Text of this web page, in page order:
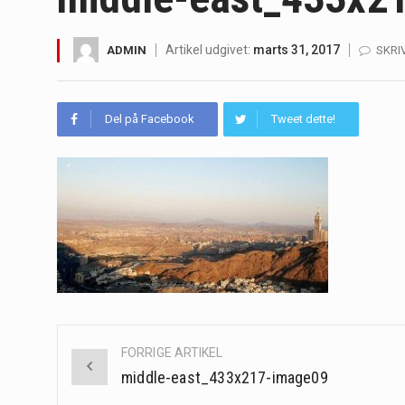
Irritabel tyktarm (Irritable Bowel
Padel er en sport, der er blevet
Massagestole er ikke længere
Når det kommer til sundhed og
Sunde måltidskasser er en
ADMIN Artikel udgivet: marts 31, 2017
Del på Facebook Tweet dette!
Post
navigation
FORRIGE ARTIKEL
middle-east_433x217-image09